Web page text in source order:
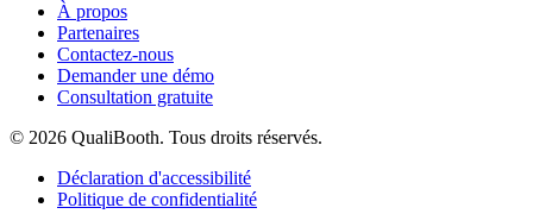
À propos
Partenaires
Contactez-nous
Demander une démo
Consultation gratuite
© 2026 QualiBooth. Tous droits réservés.
Déclaration d'accessibilité
Politique de confidentialité